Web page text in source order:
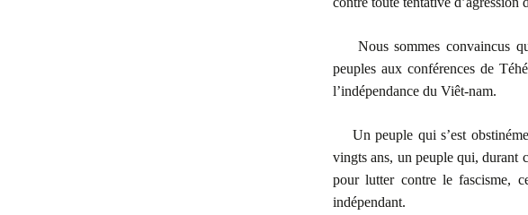
Nous sommes convaincus
peuples aux conférences de
l’indépendance du Viêt-nam.
Un peuple qui s’est
vingts ans, un peuple qui, durant
pour lutter contre le fascisme,
indépendant.